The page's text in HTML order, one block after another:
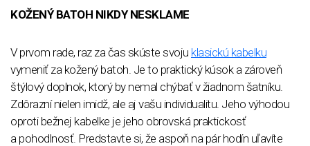
KOŽENÝ BATOH NIKDY NESKLAME
V prvom rade, raz za čas skúste svoju klasickú kabelku
vymeniť za kožený batoh. Je to praktický kúsok a zároveň
štýlový doplnok, ktorý by nemal chýbať v žiadnom šatníku.
Zdôrazní nielen imidž, ale aj vašu individualitu. Jeho výhodou
oproti bežnej kabelke je jeho obrovská praktickosť
a pohodlnosť. Predstavte si, že aspoň na pár hodín uľavíte